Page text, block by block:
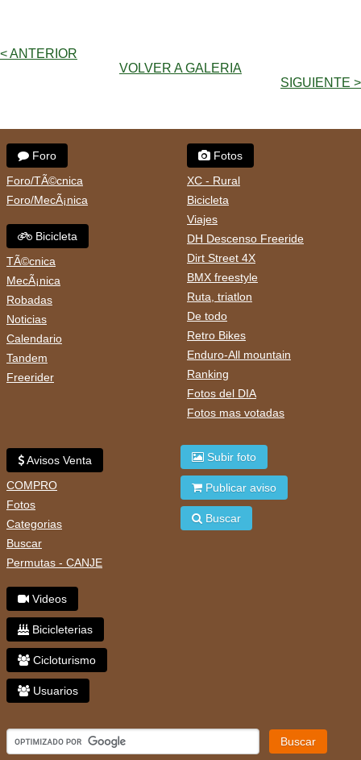
< ANTERIOR
VOLVER A GALERIA
SIGUIENTE >
Foro
Foro/TÃ©cnica
Foro/MecÃ¡nica
Bicicleta
TÃ©cnica
MecÃ¡nica
Robadas
Noticias
Calendario
Tandem
Freerider
Fotos
XC - Rural
Bicicleta
Viajes
DH Descenso Freeride
Dirt Street 4X
BMX freestyle
Ruta, triatlon
De todo
Retro Bikes
Enduro-All mountain
Ranking
Fotos del DIA
Fotos mas votadas
Avisos Venta
COMPRO
Fotos
Categorias
Buscar
Permutas - CANJE
Videos
Bicicleterias
Cicloturismo
Usuarios
Subir foto
Publicar aviso
Buscar
Buscar